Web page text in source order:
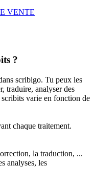
VENTE
?
scribigo. Tu peux les
traduire, analyser des
varie en fonction de
chaque traitement.
la traduction, ...
analyses, les